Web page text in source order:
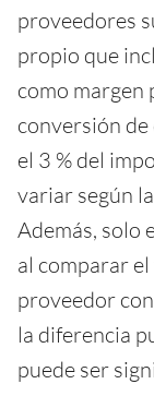
proveedores
propio que
como margen
conversión
el 3 % del
variar según
Además, solo
al comparar
proveedor
la diferencia
puede ser